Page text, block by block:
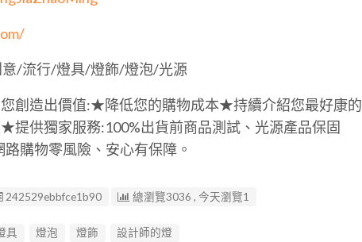
/流行/燈具/燈飾/燈泡/光源
您創造出價值:★降低您的購物成本★持續介紹您最好康的
供獨家服務:100%出貨前商品測試、光源產品保固
購物零風險、安心有保障。
廣告编號
242529ebbfce1b90 總瀏覽3036 , 今天瀏覽1
具 燈泡 燈飾 設計師的燈